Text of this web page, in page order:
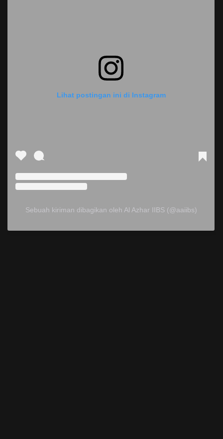
Lihat postingan ini di Instagram
Sebuah kiriman dibagikan oleh Al Azhar IIBS (@aaiibs)